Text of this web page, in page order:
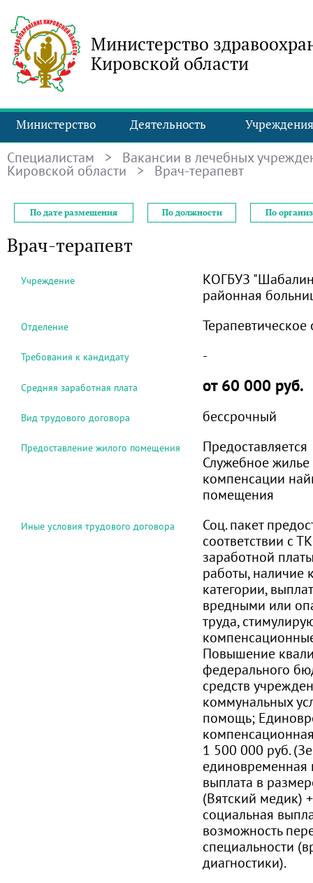
Министерство
Кировской области
Министерство Деятельность Учреждения
Специалистам > Вакансии в лечебных
Кировской области > Врач-терапевт
По дате размещения По должности По
Врач-терапевт
Учреждение
КОГБУЗ
районная
Отделение Терапевтическое
Требования к кандидату -
Средняя заработная плата от 60 000 руб.
Вид трудового договора бессрочный
Предоставление жилого помещения
Предоставляется
Служебное
компенсации
помещения
Иные условия трудового договора
Соц. пакет
соответствии с
заработной
работы, наличие
категории,
вредными или
труда,
Повышение
федерального
средств
коммунальных
помощь;
1 500 000 руб.
единовременная
выплата в
(Вятский медик)
социальная
возможность
специальности
диагностики).